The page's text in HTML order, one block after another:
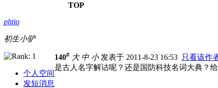
TOP
phtio
初生小驴
个人空间
发短消息
140# 大 中 小发表于 2011-8-23 16:53 只看该作
是古人名字解诂呢？还是国防科技名词大典？